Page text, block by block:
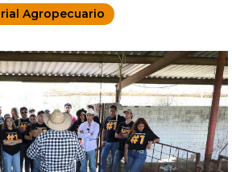
Agropecuario